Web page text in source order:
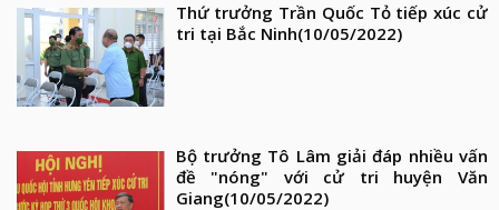
Thứ trưởng Trần Quốc Tỏ tiếp xúc cử
tri tại Bắc Ninh(10/05/2022)
Bộ trưởng Tô Lâm giải đáp nhiều vấn
đề "nóng" với cử tri huyện Văn
Giang(10/05/2022)